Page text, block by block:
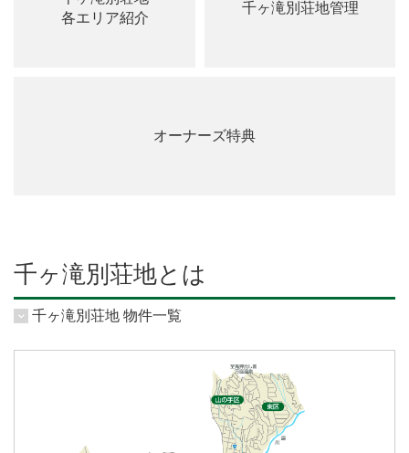
各エリア紹介
千ヶ滝別荘地管理
オーナーズ特典
千ヶ滝別荘地とは
千ヶ滝別荘地 物件一覧